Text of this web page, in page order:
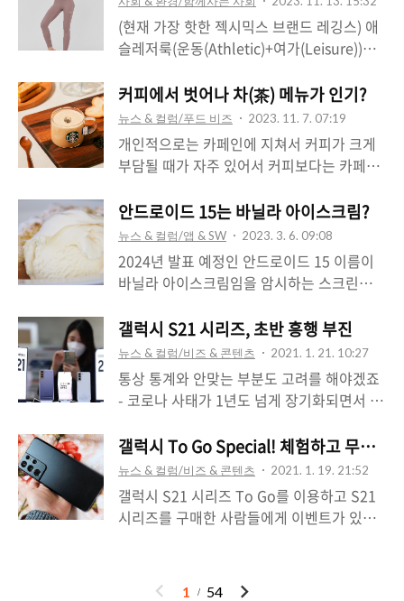
구에 따르면 심지어는..
S24+와 S24U는 12GB일 것이라고 합니다.
외부 디자인은 S22부터 이어진 디자인을 계
승하며, 울트라 모델은 갤럭시 스마트폰에선
이라고 합니다. 큰 변화는 없지만 호불호..
스미싱 범죄였습니다. 택배 주소지 오입력으
로 받아볼 주소지를 새로 입력하라는 내용이
라 누를 확률이 높은 편인 내용이긴 한데 저
런 경우 택배 배송원은 직접 문자를 받아보길
원하는 경우가 많아 개인 번호로 문자를 넣는
경우도 많으니 : 1. 일단 전화번호 확인을 하
고 (송신자 확인), 2. 첨부된 링크 주소를 한번
더 체크 (줄인 주소로 보내면 도착지 주소를
는 글자 사이에 의미없는 글자를 넣을 때도
있는데 이건 스미싱 차단 앱을 무력화하기 위
한 시도중..
(현재 가장 핫한 젝시믹스 브랜드 레깅스) 애
슬레저룩(운동(Athletic)+여가(Leisure))으
웨어로서의 활동성과 기능성, 디자인면에서
의 모던하면서 트렌디함을 같이 지니고 있어
서 이는 일상복으로 자리잡는 모양새를 보입
니다. 여성들에게는 레깅스는 이제는 일상복
처럼 여겨지고 있달까요? 이젠 반바지 형태
의 레깅스까지 나와 인기를 끌고있죠. 다른
소스에선 레깅스 쇼핑 키워드를 분석해 본 결
과, 코로나19가 확산되기 전인 2019년엔 휴
가나 요가 같은 특별한 경우에 찾아볼 수 있
었던 반면 (따라서 용도별 나눔, 상황에 맞춘
되곤 했죠), 코로나 기간동안엔 홈트레이닝이
나 등산, 편안함, 외출복 같은 일상 생활에 파
고들은 모양새..
커피에서 벗어나 차(茶) 메뉴가 인기?
뉴스 & 컬럼/푸드 비즈 2023. 11. 7. 07:19
개인적으로는 카페인에 지쳐서 커피가 크게
부담될 때가 자주 있어서 커피보다는 카페인
되는데요, 비슷한 경우가 많아서 그런걸까요,
커피 메뉴에 지쳐서 차 쪽을 탐험하게 된 걸
까요, 차 메뉴 판매가 크게 증가했다는 분석
이 있네요. 스타벅스의 클래식 밀크티는 런칭
한달 가량 만에 밀리언 셀러에 등록될 만큼
많이 팔렸고 (사실 스벅 밀크티는 맛이 별로
안좋아서 차라리 차이 밀크티를 마시곤 했었
는데 리뉴얼된 메뉴가 어떨지는 한번 꼭 마셔
보고프네요?), 실적이 많이 떨어진 편인 이디
야도 차 메뉴의 호실적으로 분위기가 나쁘진
할 법한 누룽지 시럽(고소하고 달콤한??)을
이용한 메뉴를 내놨네요. 할머니 입맛에 맞는
음료 분위기 나네요..
안드로이드 15는 바닐라 아이스크림?
뉴스 & 컬럼/앱 & SW 2023. 3. 6. 09:08
2024년 발표 예정인 안드로이드 15 이름이
바닐라 아이스크림임을 암시하는 스크린샷
dessert is apparently 'Vanilla Ice Cream'
이 화면은 프레임웍 테스트 화면 일부로 알려
졌습니다. 이 코드네임이 공식 네임일지 아닐
지는 좀 더 기다려봐야 알 수 있습니다. 참고
로 지금까지 안드로이드 OS 버전 네임을 정
리해 봅니다. * 안드로이드 스튜디오 공식 네
임 * (괄호는 API Level) 2007 안드로이드
0.5 2008 안드로이드 0.9 2008 안드로이드
1.0 (1) 2009 안드로이드 1.1 - Petit Four /
쁘띠 푸르 (2) 2009 안드로이드 1.5 -
갤럭시 S21 시리즈, 초반 흥행 부진
뉴스 & 컬럼/비즈 & 콘텐츠 2021. 1. 21. 10:27
통상 통계와 안맞는 부분도 고려를 해야겠죠
- 코로나 사태가 1년도 넘게 장기화되면서 위
이드를 매년 할 필요성이 떨어진다는 점 등...
그럼에도 이번 세대 판매량에 대해 이런 이야
기가 도는 이유중 큰 부분은 삼성의 과한 스
펙 차별화와 원가 절감에 있지않나 생각이 듭
니다. 사실 코로나19 탓만 할 수도 없는게, 지
매량을 기록하고 있고 갤럭시는 저조했던 전
갤럭시 To Go Special! 체험하고 무선충
뉴스 & 컬럼/비즈 & 콘텐츠 2021. 1. 19. 21:52
갤럭시 S21 시리즈 To Go를 이용하고 S21
시리즈를 구매한 사람들에게 이벤트가 있어
기기를 먼저 사용해 보고 싶은 사람들에게 딱
이
1 54 다